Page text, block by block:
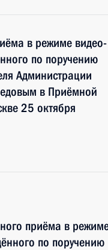
в режиме видео-
по поручению
Администрации
в Приёмной
25 октября
приёма в
по поручению